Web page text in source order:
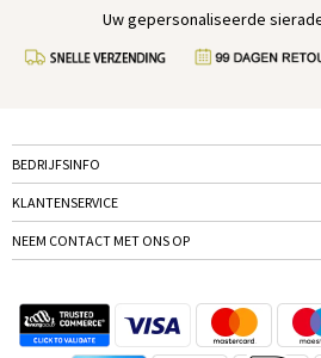
Uw gepersonaliseerde
BEDRIJFSINFO
KLANTENSERVICE
NEEM CONTACT MET ONS OP